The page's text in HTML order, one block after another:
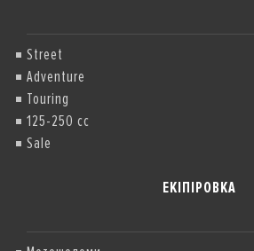
Street
Adventure
Touring
125-250 cc
Sale
ЕКІПІРОВКА